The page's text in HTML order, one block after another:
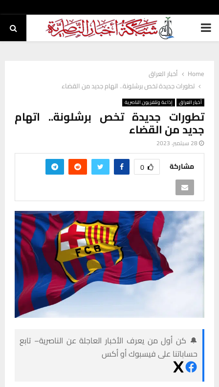
PRIMARY
Home
أخبار العراق
تطورات جديدة تخص برشلونة.. اتهام جديد من القضاء
أخبار العراق إذاعة وتلفزيون الناصرية
تطورات جديدة تخص برشلونة.. اتهام
جديد من القضاء
28 سبتمبر، 2023
مشاركة 0
🔔 كن أول من يعرف الأخبار العاجلة عن الناصرية– تابع
حساباتنا على فيسبوك أو أكس